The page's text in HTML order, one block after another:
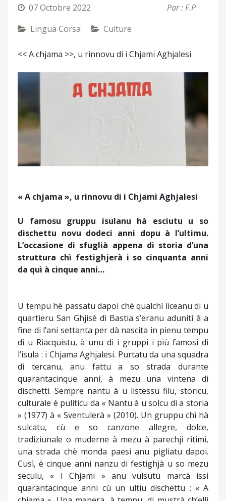
07 Octobre 2022
Par : F.P
Lingua Corsa
Culture
<< A chjama >>, u rinnovu di i Chjami Aghjalesi
« A chjama », u rinnovu di i Chjami Aghjalesi
U famosu gruppu isulanu hà esciutu u so
dischettu novu dodeci anni dopu à l’ultimu.
L’occasione di sfuglià appena di storia d’una
struttura chì festighjerà i so cinquanta anni
da quì à cinque anni…
U tempu hè passatu dapoi chè qualchì liceanu di u
quartieru San Ghjisè di Bastia s’eranu aduniti à a
fine di l’ani settanta per dà nascita in pienu tempu
di u Riacquistu, à unu di i gruppi i più famosi di
l’isula : i Chjama Aghjalesi. Purtatu da una squadra
di tercanu, anu fattu a so strada durante
quarantacinque anni, à mezu una vintena di
dischetti. Sempre nantu à u listessu filu, storicu,
culturale è puliticu da « Nantu à u solcu di a storia
» (1977) à « Sventulerà » (2010). Un gruppu chì hà
sulcatu, cù e so canzone allegre, dolce,
tradiziunale o muderne à mezu à parechji ritimi,
una strada chè monda paesi anu pigliatu dapoi.
Cusì, è cinque anni nanzu di festighjà u so mezu
seculu, « I Chjami » anu vulsutu marcà issi
quarantacinque anni cù un ultiu dischettu : « A